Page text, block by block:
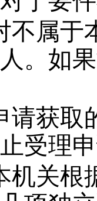
不属于
。如
请获取
受理
机关根